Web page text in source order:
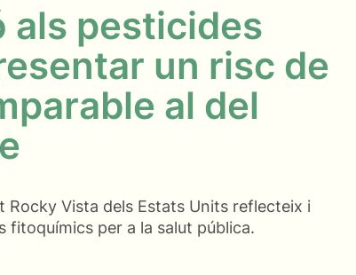
als pesticides
un risc de
al del
Rocky Vista dels Estats Units reflecteix i
fitoquímics per a la salut pública.